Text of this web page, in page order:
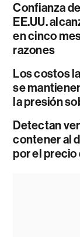
Confianza
EE.UU.
en cinco
razones
Los costos
se
la presión
Detectan
contener al
por el precio